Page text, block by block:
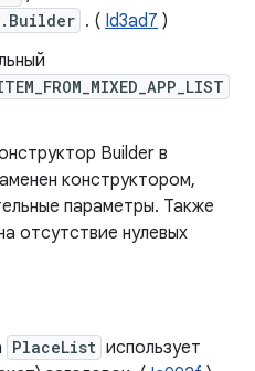
. ( Id3ad7 )
Builder в
конструктором,
параметры. Также
отсутствие нулевых
PlaceList использует